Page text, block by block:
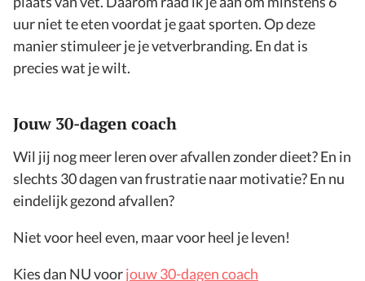
uur niet te eten voordat je gaat sporten. Op deze
manier stimuleer je je vetverbranding. En dat is
precies wat je wilt.
Jouw 30-dagen coach
Wil jij nog meer leren over afvallen zonder dieet? En in
slechts 30 dagen van frustratie naar motivatie? En nu
eindelijk gezond afvallen?
Niet voor heel even, maar voor heel je leven!
Kies dan NU voorjouw 30-dagen coach